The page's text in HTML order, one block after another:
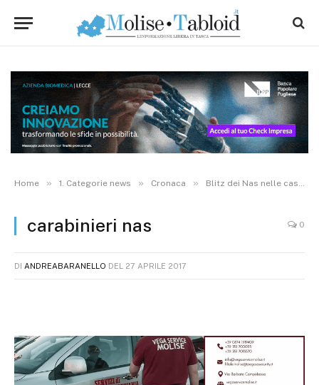
Home » 1. Categorie news » Cronaca » Blitz dei Nas nelle case di riposo, chiuse 4 comunità alloggio
carabinieri nas 0
DI ANDREABARANELLO DEL 27 APRILE 2017